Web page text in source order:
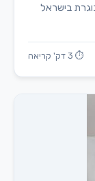
בישראל
⏱ 3 דק' קריאה